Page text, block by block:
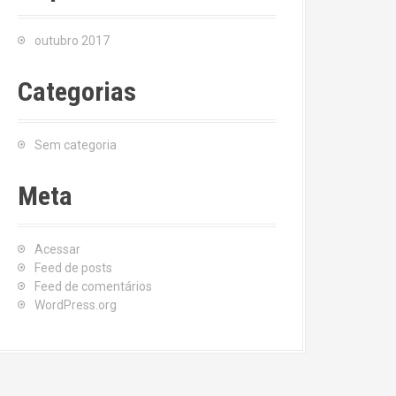
outubro 2017
Categorias
Sem categoria
Meta
Acessar
Feed de posts
Feed de comentários
WordPress.org